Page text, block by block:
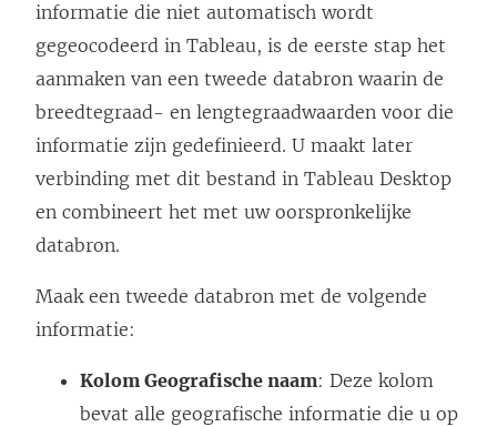
informatie die niet automatisch wordt
gegeocodeerd in Tableau, is de eerste stap het
aanmaken van een tweede databron waarin de
breedtegraad- en lengtegraadwaarden voor die
informatie zijn gedefinieerd. U maakt later
verbinding met dit bestand in Tableau Desktop
en combineert het met uw oorspronkelijke
databron.
Maak een tweede databron met de volgende
informatie:
Kolom Geografische naam: Deze kolom
bevat alle geografische informatie die u op